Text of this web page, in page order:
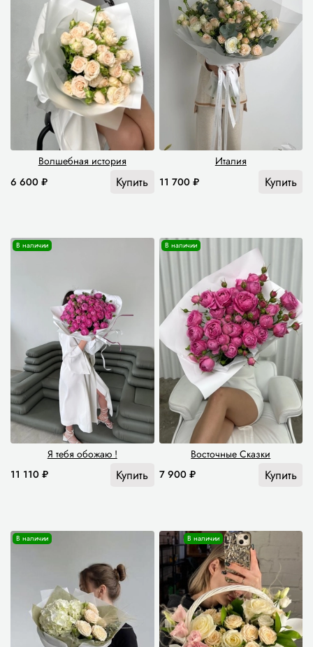
Волшебная история
6 600 ₽
Купить
Италия
11 700 ₽
Купить
В наличии
Я тебя обожаю !
11 110 ₽
Купить
В наличии
Восточные Сказки
7 900 ₽
Купить
В наличии В наличии